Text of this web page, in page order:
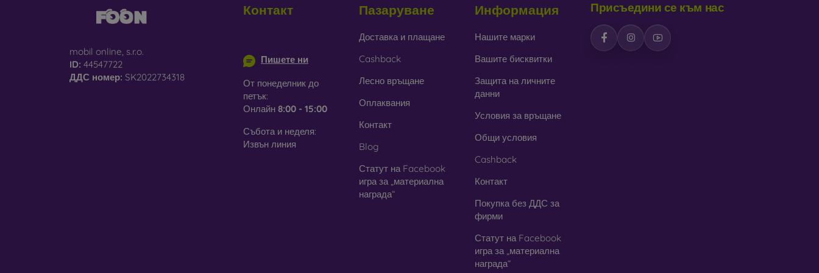
– използва се само като допълнение към калъфите. Придава интересен дизайн. Недостатък е, че при
падане стъкленият кейс може да се счупи.
Рециклирани материали– компостируемите калъфи за телефони се изработват от рециклирани материали, така
В нашия онлайн магазинFOONще намерите десетки интересни калъфи за телефони, изработени от различни
материали. Просто изберете този, който е за вас.
mobil online, s.r.o.
ID: 44547722
ДДС ​​номер: SK2022734318
Контакт
Пишете ни
От понеделник до
петък:
Онлайн 8:00 - 15:00
Събота и неделя:
Извън линия
Пазаруване
Доставка и плащане
Cashback
Лесно връщане
Оплаквания
Контакт
Blog
Статут на Facebook
игра за „материална
награда“
Информация
Нашите марки
Вашите бисквитки
Защита на личните
данни
Условия за връщане
Общи условия
Cashback
Контакт
Покупка без ДДС за
фирми
Статут на Facebook
игра за „материална
награда“
Присъедини се към нас